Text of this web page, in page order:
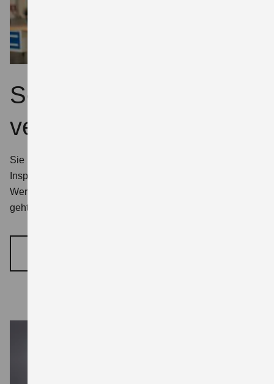
Servicetermin
vereinbaren
Sie möchten Ihr Fahrzeug für eine jahreszeitliche
Inspektion, eine TÜV-Prüfung oder einen anderen
Werkstatttermin anmelden? Mit unserem Kontaktformular
geht’s ganz einfach.